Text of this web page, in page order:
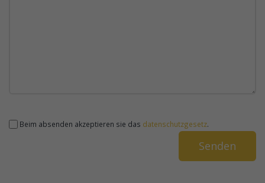
Beim absenden akzeptieren sie das datenschutzgesetz.